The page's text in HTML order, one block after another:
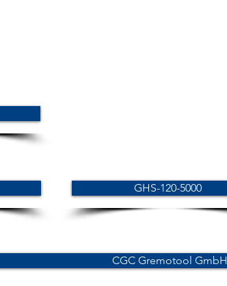
GHS-120-5000
CGC Gremotool GmbH